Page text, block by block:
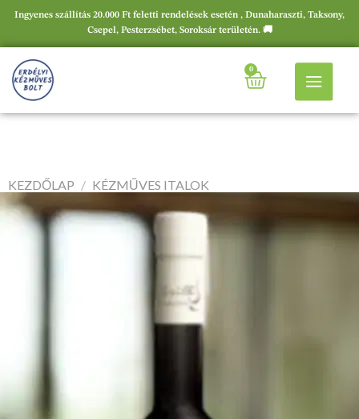
Ingyenes szállítás 20.000 Ft feletti rendelések esetén , Dunaharaszti, Taksony,
Csepel, Pesterzsébet, Soroksár területén. 🚚
0
KEZDŐLAP / KÉZMŰVES ITALOK